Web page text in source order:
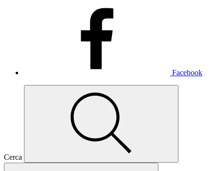
Facebook
Cerca